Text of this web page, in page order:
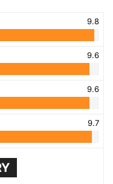
9.8
9.6
9.6
9.7